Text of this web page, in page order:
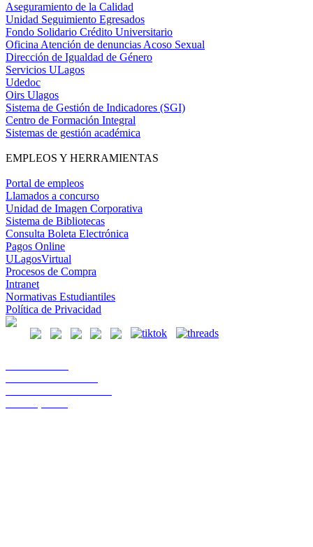
Aseguramiento de la Calidad
Unidad Seguimiento Egresados
Fondo Solidario Crédito Universitario
Oficina Atención de denuncias Acoso Sexual
Dirección de Igualdad de Género
Servicios ULagos
Udedoc
Oirs Ulagos
Sistema de Gestión de Indicadores (SGI)
Centro de Formación Integral
Sistemas de gestión académica
EMPLEOS Y HERRAMIENTAS
Portal de empleos
Llamados a concurso
Unidad de Imagen Corporativa
Sistema de Bibliotecas
Consulta Boleta Electrónica
Pagos Online
ULagosVirtual
Procesos de Compra
Intranet
Normativas Estudiantiles
Política de Privacidad